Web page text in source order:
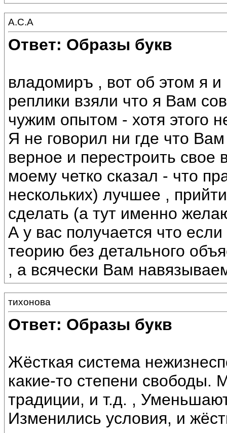
А.С.А
Ответ: Образы букв
владомиръ , вот об этом я
реплики взяли что я Вам
чужим опытом - хотя этого
Я не говорил ни где что
верное и перестроить свое
моему четко сказал - что
нескольких) лучшее ,
сделать (а тут именно
А у вас получается что
теорию без детального
, а всячески Вам
тихонова
Ответ: Образы букв
Жёсткая система
какие-то степени свободы.
традиции, и т.д. ,
Изменились условия, и